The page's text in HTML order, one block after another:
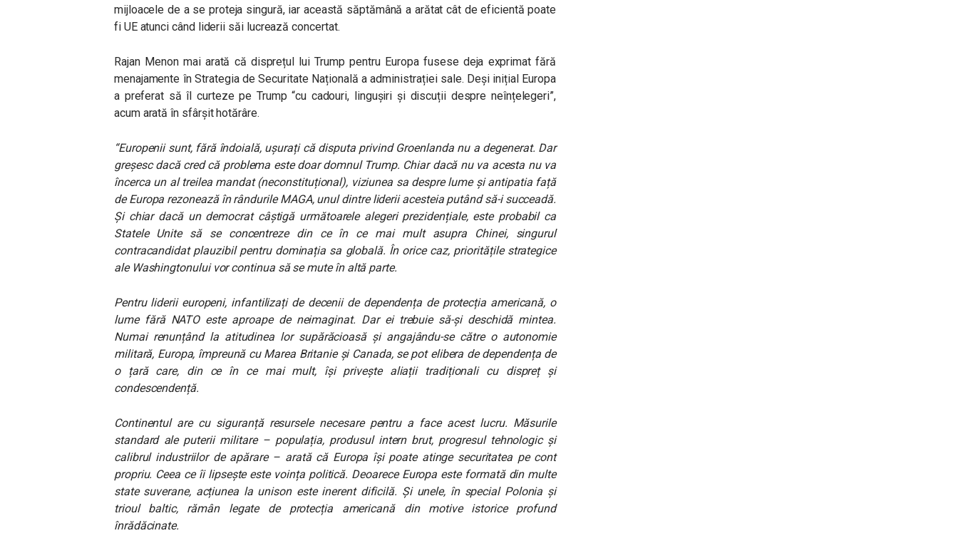
mijloacele de a se proteja singură, iar această săptămână a arătat cât de eficientă poate
fi UE atunci când liderii săi lucrează concertat.
Rajan Menon mai arată că disprețul lui Trump pentru Europa fusese deja exprimat fără
menajamente în Strategia de Securitate Națională a administrației sale. Deși inițial Europa
a preferat să îl curteze pe Trump “cu cadouri, lingușiri și discuții despre neînțelegeri”,
acum arată în sfârșit hotărâre.
“Europenii sunt, fără îndoială, ușurați că disputa privind Groenlanda nu a degenerat. Dar
greșesc dacă cred că problema este doar domnul Trump. Chiar dacă nu va acesta nu va
încerca un al treilea mandat (neconstituțional), viziunea sa despre lume și antipatia față
de Europa rezonează în rândurile MAGA, unul dintre liderii acesteia putând să-i succeadă.
Și chiar dacă un democrat câștigă următoarele alegeri prezidențiale, este probabil ca
Statele Unite să se concentreze din ce în ce mai mult asupra Chinei, singurul
contracandidat plauzibil pentru dominația sa globală. În orice caz, prioritățile strategice
ale Washingtonului vor continua să se mute în altă parte.
Pentru liderii europeni, infantilizați de decenii de dependența de protecția americană, o
lume fără NATO este aproape de neimaginat. Dar ei trebuie să-și deschidă mintea.
Numai renunțând la atitudinea lor supărăcioasă și angajându-se către o autonomie
militară, Europa, împreună cu Marea Britanie și Canada, se pot elibera de dependența de
o țară care, din ce în ce mai mult, își privește aliații tradiționali cu dispreț și
condescendență.
Continentul are cu siguranță resursele necesare pentru a face acest lucru. Măsurile
standard ale puterii militare – populația, produsul intern brut, progresul tehnologic și
calibrul industriilor de apărare – arată că Europa își poate atinge securitatea pe cont
propriu. Ceea ce îi lipsește este voința politică. Deoarece Europa este formată din multe
state suverane, acțiunea la unison este inerent dificilă. Și unele, în special Polonia și
trioul baltic, rămân legate de protecția americană din motive istorice profund
înrădăcinate.